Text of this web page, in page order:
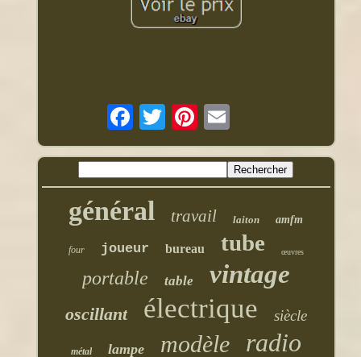
général travail laiton amfm
four joueur bureau tube œuvres
portable table vintage
oscillant électrique siècle
métal lampe modèle radio